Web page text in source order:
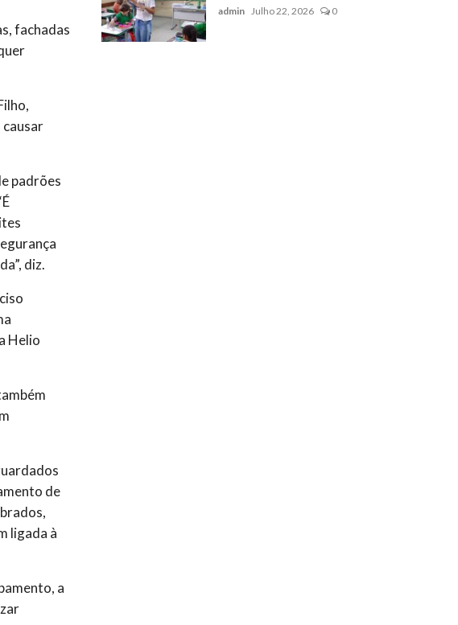
fachadas
padrões
diz.
Helio
de
ligada à
a
admin Julho 22, 2026 0